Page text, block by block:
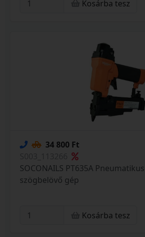
Kosárba tesz
34 800 Ft
SOCONAILS PT635A
szögbelövő gép
Kosárba tesz